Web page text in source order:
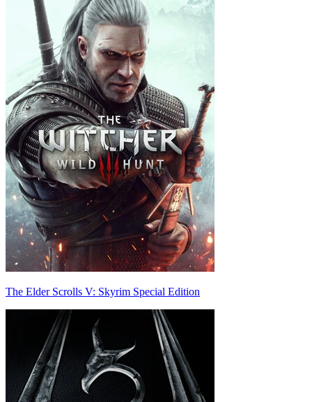
The Elder Scrolls V: Skyrim Special Edition